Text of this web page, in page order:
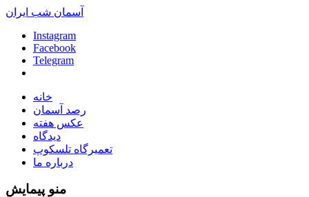
آسمان شب ایران
Instagram
Facebook
Telegram
خانه
رصد آسمان
عکس هفته
دیدگاه
تعمیرگاه تلسکوپ
درباره ما
منو پیمایش